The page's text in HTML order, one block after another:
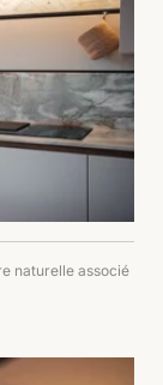
naturelle associé